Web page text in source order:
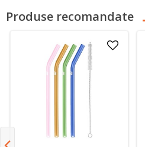
Produse recomandate